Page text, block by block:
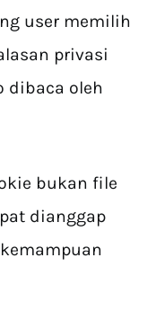
user memilih
privasi
dibaca oleh
bukan file
dianggap